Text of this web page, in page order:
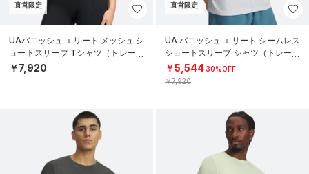
直営限定
UAバニッシュ エリート メッシュ シ
ョートスリーブ Tシャツ（トレーニ
ング/WOMEN）
￥7,920
直営限定
UA バニッシュ エリート シームレス
ショートスリーブ シャツ（トレーニ
ング/MEN）
￥5,54430%OFF
￥7,920